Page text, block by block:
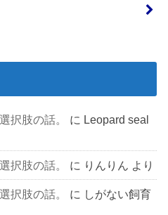
択肢の話。 に Leopard seal
択肢の話。 に りんりん より
択肢の話。 に しがない飼育